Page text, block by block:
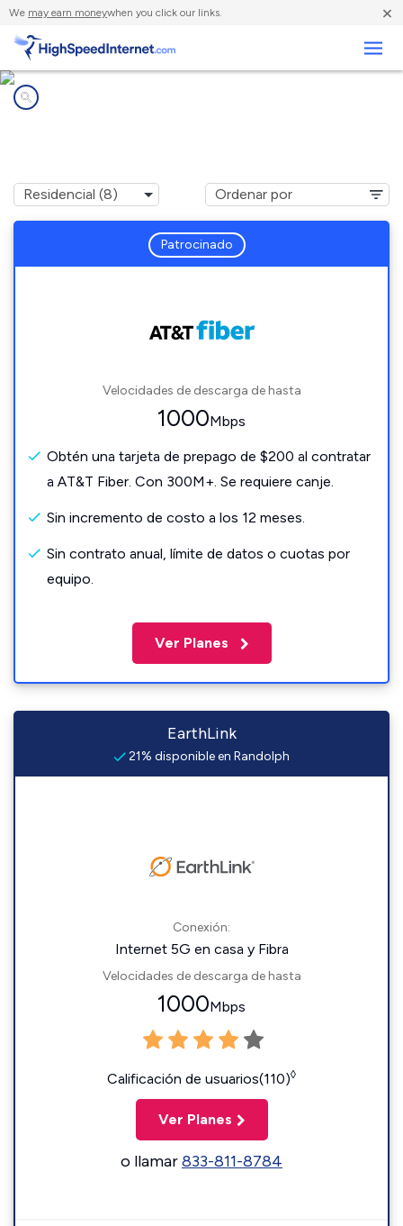
We may earn moneywhen you click our links. ×
Patrocinado
Velocidades de descarga de hasta
1000Mbps
Obtén una tarjeta de prepago de $200 al contratar
a AT&T Fiber. Con 300M+. Se requiere canje.
Sin incremento de costo a los 12 meses.
Sin contrato anual, límite de datos o cuotas por
equipo.
Ver Planes
EarthLink
21% disponible en Randolph
Conexión:
Internet 5G en casa y Fibra
Velocidades de descarga de hasta
1000Mbps
Calificación de usuarios(110)◊
Ver Planes
o llamar833-811-8784